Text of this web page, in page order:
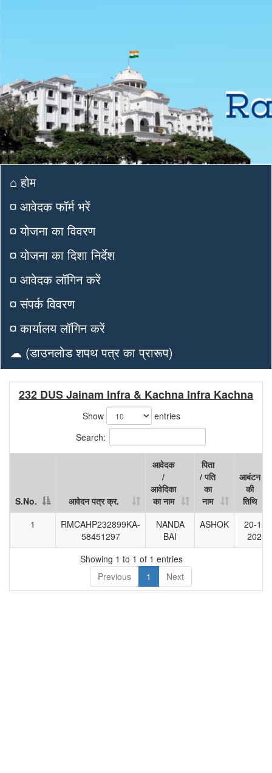
⌂ होम
¤ आवेदक फॉर्म भरें
¤ योजना का विवरण
¤ योजना का दिशा निर्देश
¤ आवेदक लॉगिन करें
¤ संपर्क विवरण
¤ कार्यालय लॉगिन करें
☁ (डाउनलोड शपथ पत्र का प्रारूप)
232 DUS Jainam Infra & Kachna Infra Kachna
Show
entries
Search:
S.No. आवेदन पत्र क्र.
आवेदक
/
आवेदिका
का नाम
पिता
/ पति
का
नाम
आबंटन
की
तिथि
S.No.
आवेदन पत्र क्र.
आवेदक
/
आवेदिका
का नाम
पिता
/ पति
आबंटन
की
तिथि
1
RMCAHP232899KA-
58451297
NANDA
BAI
ASHOK
20-12-
2023
Showing 1 to 1 of 1 entries
Previous
1 Next